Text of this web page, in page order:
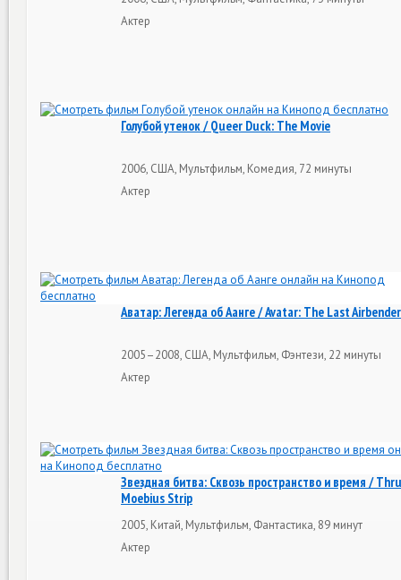
Актер
Голубой утенок / Queer Duck: The Movie
2006, США, Мультфильм, Комедия, 72 минуты
Актер
Аватар: Легенда об Аанге / Avatar: The Last Airbender
2005–2008, США, Мультфильм, Фэнтези, 22 минуты
Актер
Звездная битва: Сквозь пространство и время /
Moebius Strip
2005, Китай, Мультфильм, Фантастика, 89 минут
Актер